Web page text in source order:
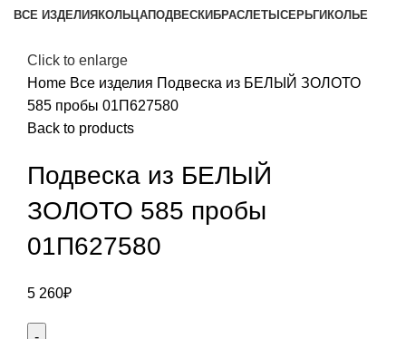
ВСЕ ИЗДЕЛИЯ КОЛЬЦАПОДВЕСКИ БРАСЛЕТЫ СЕРЬГИ КОЛЬЕ
Click to enlarge
Home Все изделия Подвеска из БЕЛЫЙ ЗОЛОТО
585 пробы 01П627580
Back to products
Подвеска из БЕЛЫЙ
ЗОЛОТО 585 пробы
01П627580
5 260₽